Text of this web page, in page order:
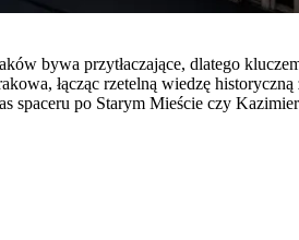
bywa przytłaczające, dlatego
łącząc rzetelną wiedzę
spaceru po Starym Mieście czy